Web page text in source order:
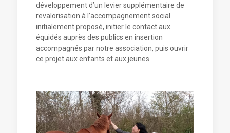
développement d’un levier supplémentaire de
revalorisation à l’accompagnement social
initialement proposé, initier le contact aux
équidés auprès des publics en insertion
accompagnés par notre association, puis ouvrir
ce projet aux enfants et aux jeunes.